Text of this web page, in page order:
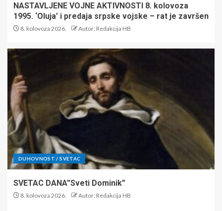
NASTAVLJENE VOJNE AKTIVNOSTI 8. kolovoza
1995. ‘Oluja’ i predaja srpske vojske – rat je završen
8. kolovoza 2026. Autor: Redakcija HB
DUHOVNOST / SVETAC
SVETAC DANA”Sveti Dominik”
8. kolovoza 2026. Autor: Redakcija HB